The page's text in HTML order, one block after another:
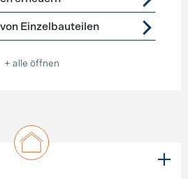
Einzelbauteilen
+ alle öffnen